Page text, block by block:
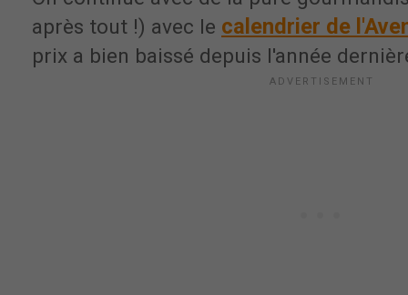
après tout !) avec le calendrier de
prix a bien baissé depuis l'année